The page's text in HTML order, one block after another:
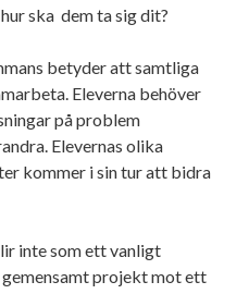
ska dem ta sig dit?
betyder att samtliga
Eleverna behöver
på problem
Elevernas olika
kommer i sin tur att bidra
inte som ett vanligt
projekt mot ett